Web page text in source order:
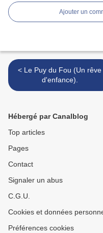
Ajouter un
< Le Puy du Fou (Un rêve
d'enfance).
Hébergé par Canalblog
Top articles
Pages
Contact
Signaler un abus
C.G.U.
Cookies et données
Préférences cookies